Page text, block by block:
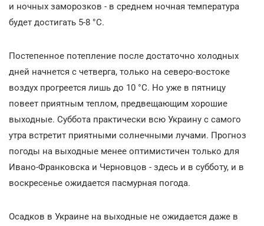
и ночных заморозков - в среднем ночная температура
будет достигать 5-8 °С.
Постепенное потепление после достаточно холодных
дней начнется с четверга, только на северо-востоке
воздух прогреется лишь до 10 °С. Но уже в пятницу
повеет приятным теплом, предвещающим хорошие
выходные. Суббота практически всю Украину с самого
утра встретит приятными солнечными лучами. Прогноз
погоды на выходные менее оптимистичен только для
Ивано-Франковска и Черновцов - здесь и в субботу, и в
воскресенье ожидается пасмурная погода.
Осадков в Украине на выходные не ожидается даже в